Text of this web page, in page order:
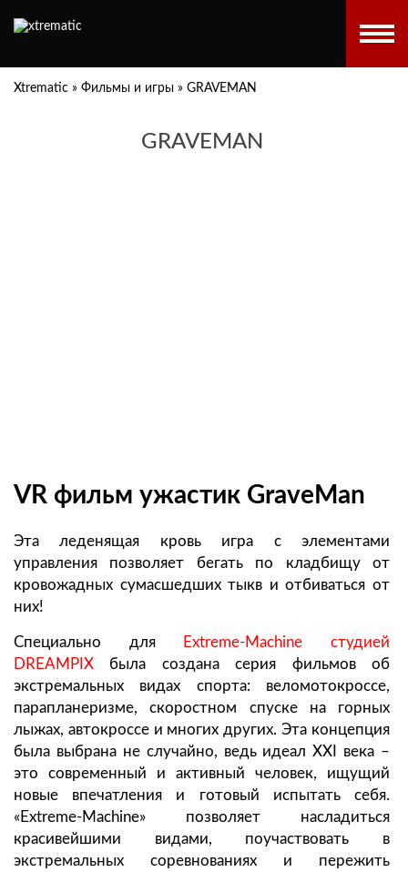
Xtrematic » Фильмы и игры » GRAVEMAN
GRAVEMAN
VR фильм ужастик GraveMan
Эта леденящая кровь игра с элементами
управления позволяет бегать по кладбищу от
кровожадных сумасшедших тыкв и отбиваться от
них!
Специально для Extreme-Machine
студией
DREAMPIX была создана серия фильмов об
экстремальных видах спорта: веломотокроссе,
парапланеризме, скоростном спуске на горных
лыжах, автокроссе и многих других. Эта концепция
была выбрана не случайно, ведь идеал XXI века –
это современный и активный человек, ищущий
новые впечатления и готовый испытать себя.
«Extreme-Machine» позволяет насладиться
красивейшими видами, поучаствовать в
экстремальных соревнованиях и пережить